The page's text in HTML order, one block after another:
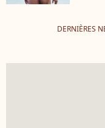
DERNIÈRES